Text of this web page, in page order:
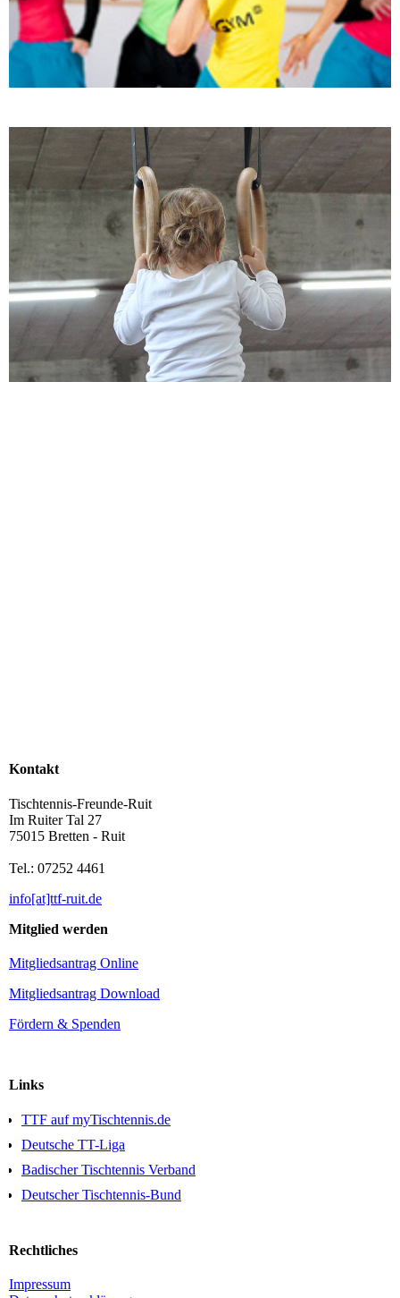
Kontakt
Tischtennis-Freunde-Ruit
Im Ruiter Tal 27
75015 Bretten - Ruit
Tel.: 07252 4461
info[at]ttf-ruit.de
Mitglied werden
Mitgliedsantrag Online
Mitgliedsantrag Download
Fördern & Spenden
Links
TTF auf myTischtennis.de
Deutsche TT-Liga
Badischer Tischtennis Verband
Deutscher Tischtennis-Bund
Rechtliches
Impressum